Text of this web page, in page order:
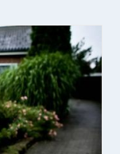
alle
interesse for